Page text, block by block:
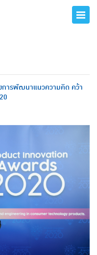
การพัฒนาแนวความคิด คว้า